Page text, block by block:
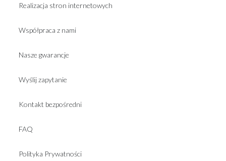
Realizacja stron internetowych
Współpraca z nami
Nasze gwarancje
Wyślij zapytanie
Kontakt bezpośredni
FAQ
Polityka Prywatności